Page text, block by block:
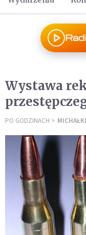
Wystawa
PO GODZINACH MICHAŁKI